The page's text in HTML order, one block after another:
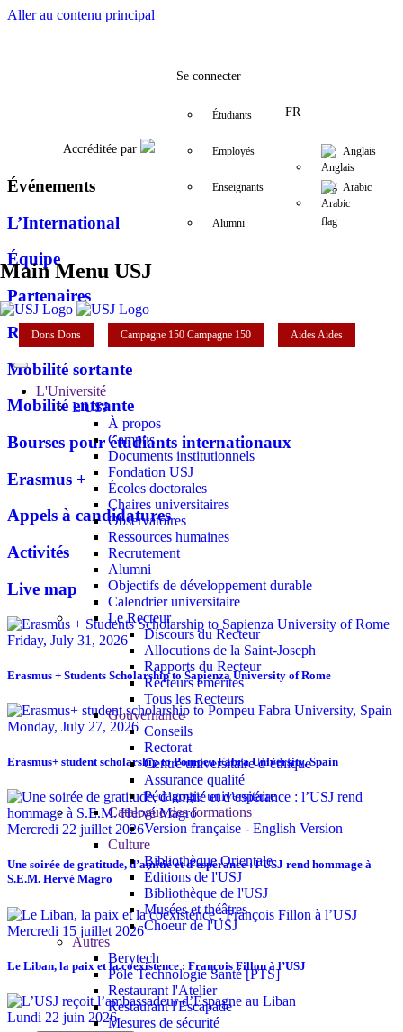
Aller au contenu principal
FacebookTwitter
Accréditée par
Se connecter
Étudiants
Employés
Enseignants
Alumni
FR
Anglais
Arabic
Main Menu USJ
Dons Dons Campagne 150 Campagne 150 AidesAides
L'Université
L'USJ
À propos
Campus
Documents institutionnels
Fondation USJ
Écoles doctorales
Chaires universitaires
Observatoires
Ressources humaines
Recrutement
Alumni
Objectifs de développement durable
Calendrier universitaire
Le Recteur
Discours du Recteur
Allocutions de la Saint-Joseph
Rapports du Recteur
Recteurs émérites
Tous les Recteurs
Gouvernance
Conseils
Rectorat
Centre universitaire d’éthique
Assurance qualité
Pédagogie universitaire
Catalogue des formations
Version française - English Version
Culture
Bibliothèque Orientale
Éditions de l'USJ
Bibliothèque de l'USJ
Musées et théâtres
Choeur de l'USJ
Autres
Berytech
Pôle Technologie Santé [PTS]
Restaurant l'Atelier
Restaurant l'Escapade
Mesures de sécurité
Événements
L’International
Équipe
Partenaires
Réseaux
Mobilité sortante
Mobilité entrante
Bourses pour étudiants internationaux
Erasmus +
Appels à candidatures
Activités
Live map
Friday, July 31, 2026
Erasmus + Students Scholarship to Sapienza University of Rome
Monday, July 27, 2026
Erasmus+ student scholarship to Pompeu Fabra University, Spain
Mercredi 22 juillet 2026
Une soirée de gratitude, d’amitié et d’espérance : l’USJ rend hommage à
S.E.M. Hervé Magro
Mercredi 15 juillet 2026
Le Liban, la paix et la coexistence : François Fillon à l’USJ
Lundi 22 juin 2026